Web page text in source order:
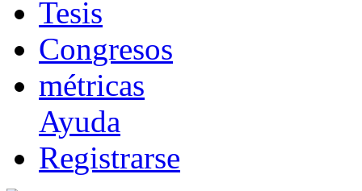
Tesis
Congresos
métricas
Ayuda
Registrarse